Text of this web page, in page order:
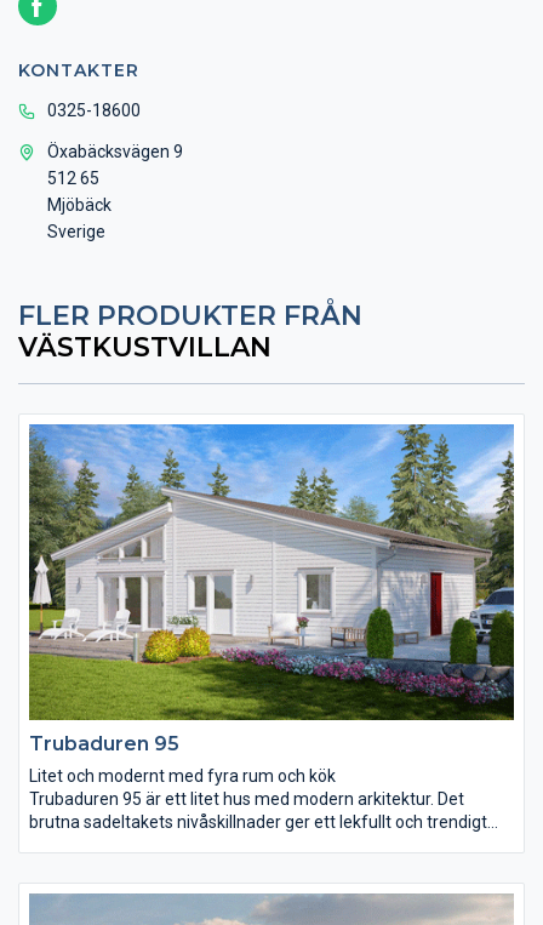
KONTAKTER
0325-18600
Öxabäcksvägen 9
512 65
Mjöbäck
Sverige
FLER PRODUKTER FRÅN
VÄSTKUSTVILLAN
Trubaduren 95
Litet och modernt med fyra rum och kök
Trubaduren 95 är ett litet hus med modern arkitektur. Det
brutna sadeltakets nivåskillnader ger ett lekfullt och trendigt
och frys som också bildar en användbar vägg att till exempel
placera braskaminen eller tv- och mediecenter på.